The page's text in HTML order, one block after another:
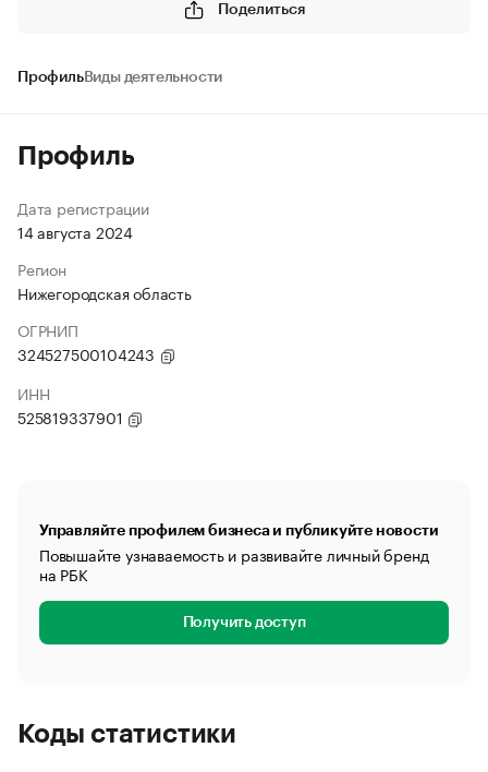
Поделиться
ПрофильВиды деятельности
Профиль
Дата регистрации
14 августа 2024
Регион
Нижегородская область
ОГРНИП
324527500104243
ИНН
525819337901
Управляйте профилем бизнеса и публикуйте новости
Повышайте узнаваемость и развивайте личный бренд
на РБК
Получить доступ
Коды статистики